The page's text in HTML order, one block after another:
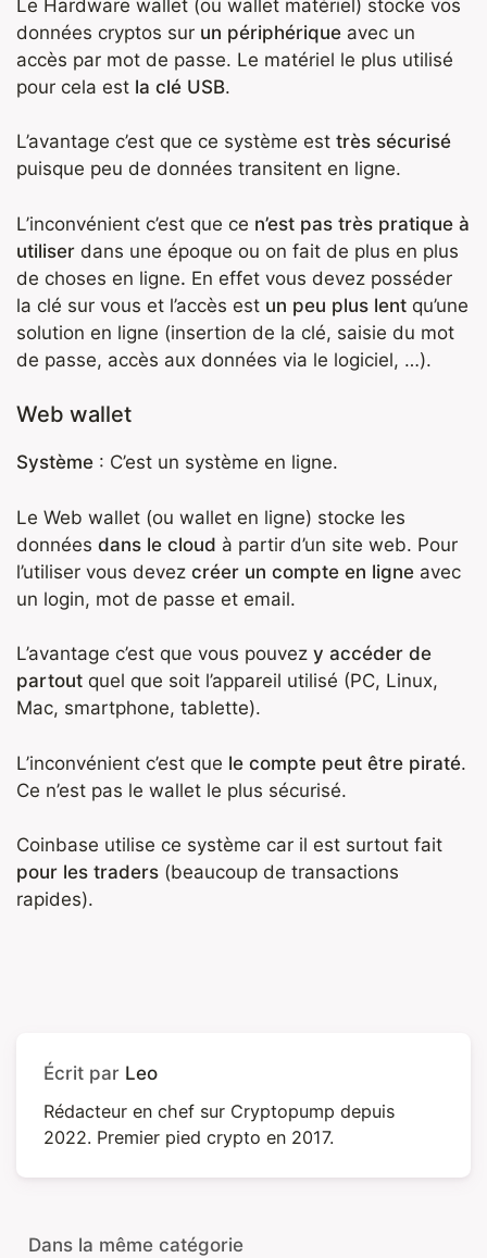
Le Hardware wallet (ou wallet matériel) stocke vos
données cryptos sur un périphérique avec un
accès par mot de passe. Le matériel le plus utilisé
pour cela est la clé USB.
L’avantage c’est que ce système est très sécurisé
puisque peu de données transitent en ligne.
L’inconvénient c’est que ce n’est pas très pratique à
utiliser dans une époque ou on fait de plus en plus
de choses en ligne. En effet vous devez posséder
la clé sur vous et l’accès est un peu plus lent qu’une
solution en ligne (insertion de la clé, saisie du mot
de passe, accès aux données via le logiciel, …).
Web wallet
Système : C’est un système en ligne.
Le Web wallet (ou wallet en ligne) stocke les
données dans le cloud à partir d’un site web. Pour
l’utiliser vous devez créer un compte en ligne avec
un login, mot de passe et email.
L’avantage c’est que vous pouvez y accéder de
partout quel que soit l’appareil utilisé (PC, Linux,
Mac, smartphone, tablette).
L’inconvénient c’est que le compte peut être piraté.
Ce n’est pas le wallet le plus sécurisé.
Coinbase utilise ce système car il est surtout fait
pour les traders (beaucoup de transactions
rapides).
Écrit par Leo
Rédacteur en chef sur Cryptopump depuis
2022. Premier pied crypto en 2017.
Dans la même catégorie